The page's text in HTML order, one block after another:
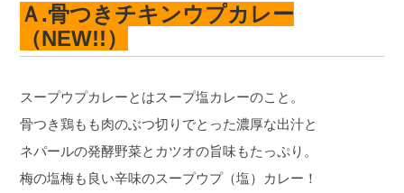
Ａ.骨つきチキンウプカレー
（NEW!!）
スープウプカレーとはスープ塩カレーのこと。
骨つき鶏もも肉のぶつ切りでとった濃厚な出汁と
ネパールの発酵野菜とカツオの旨味もたっぷり。
梅の塩梅も良い辛味のスープウプ（塩）カレー！